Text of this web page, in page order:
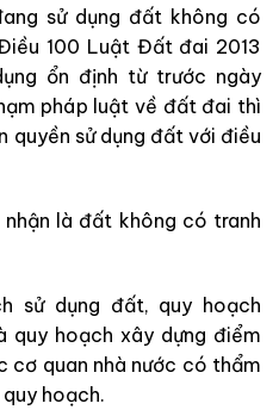
sử dụng đất không có
100 Luật Đất đai 2013
ổn định từ trước ngày
pháp luật về đất đai thì
quyền sử dụng đất với điều
là đất không có tranh
sử dụng đất, quy hoạch
quy hoạch xây dựng điểm
cơ quan nhà nước có thẩm
hoạch.